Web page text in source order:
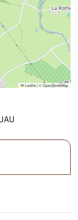
Leaflet|©OpenStreetMap